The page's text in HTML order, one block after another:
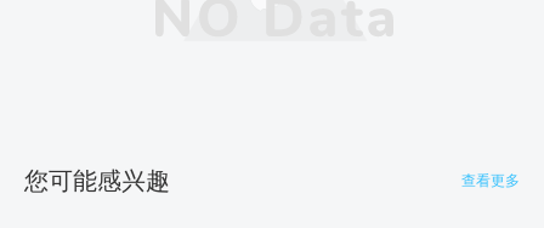
您可能感兴趣 查看更多